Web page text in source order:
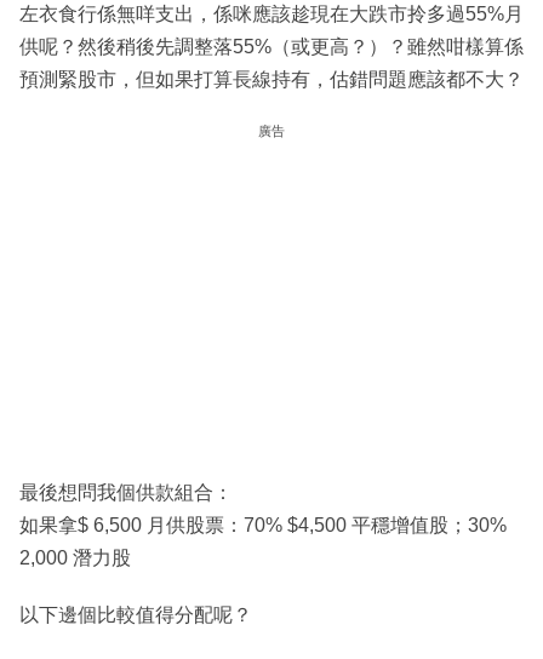
左衣食行係無咩支出，係咪應該趁現在大跌市拎多過55%月
供呢？然後稍後先調整落55%（或更高？）？雖然咁樣算係
預測緊股市，但如果打算長線持有，估錯問題應該都不大？
廣告
最後想問我個供款組合：
如果拿$ 6,500 月供股票：70% $4,500 平穩增值股；30%
2,000 潛力股
以下邊個比較值得分配呢？